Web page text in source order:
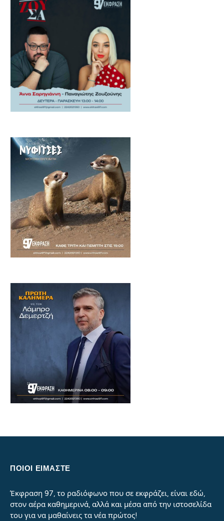
ΠΟΙΟΙ ΕΙΜΑΣΤΕ
Έκφραση 97, το ραδιόφωνο που σε εκφράζει, είναι εδώ,
στον αέρα καθημερινά, αλλά και μέσα από την ιστοσελίδα
του για να μαθαίνεις τα νέα πρώτος!